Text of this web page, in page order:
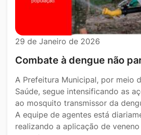
29 de Janeiro de 2026
Combate à dengue não
A Prefeitura Municipal, por meio
Saúde, segue intensificando as
ao mosquito transmissor da
A equipe de agentes está
realizando a aplicação de